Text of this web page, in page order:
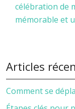
célébration de
mémorable et
Articles
Comment se